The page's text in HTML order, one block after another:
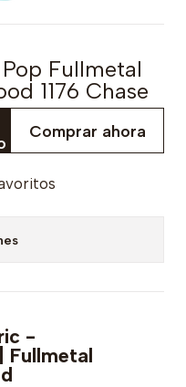
Fullmetal
1176 Chase
Comprar ahora
-
Fullmetal